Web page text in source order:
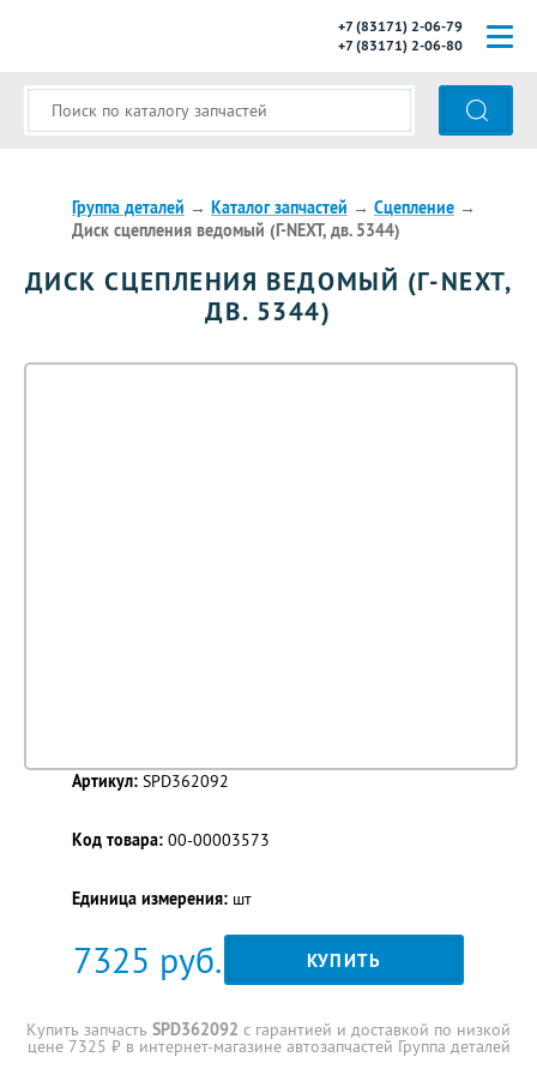
Группа деталей → Каталог запчастей → Сцепление →
Диск сцепления ведомый (Г-NEXT, дв. 5344)
ДИСК СЦЕПЛЕНИЯ ВЕДОМЫЙ (Г-NEXT,
ДВ. 5344)
Артикул: SPD362092
Код товара: 00-00003573
Единица измерения: шт
7325 руб. КУПИТЬ
Купить запчасть SPD362092 с гарантией и доставкой по низкой
цене 7325 ₽ в интернет-магазине автозапчастей Группа деталей
+7 (83171) 2-06-79
+7 (83171) 2-06-80
КАТАЛОГ ЗАПЧАСТЕЙ
ОПЛАТА И ДОСТАВКА
КОНТАКТЫ